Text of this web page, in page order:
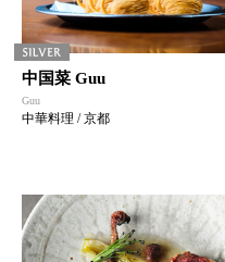
中国菜 Guu
Guu
中華料理 / 京都